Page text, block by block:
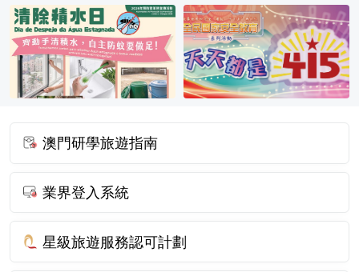
澳門研學旅遊指南
業界登入系統
星級旅遊服務認可計劃